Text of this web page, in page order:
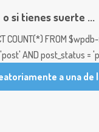
o si tienes suerte ...
COUNT(*) FROM
AND post_status =
a una de